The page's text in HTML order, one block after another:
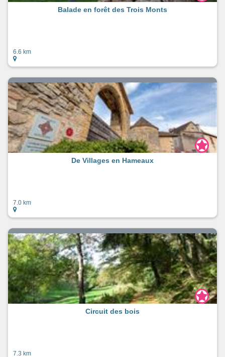
Balade en forêt des Trois Monts
6.6 km
De Villages en Hameaux
7.0 km
Circuit des bois
7.3 km